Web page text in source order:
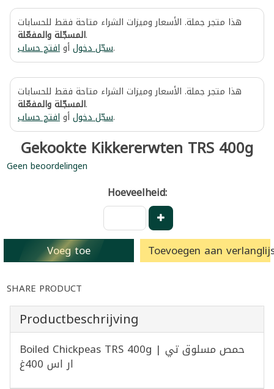
هذا متجر جملة. الأسعار وميزات الشراء متاحة فقط للحسابات
المسجّلة والمفعّلة.
سجّل دخولأوافتح حساب .
هذا متجر جملة. الأسعار وميزات الشراء متاحة فقط للحسابات
المسجّلة والمفعّلة.
سجّل دخولأوافتح حساب .
Gekookte Kikkererwten TRS 400g
Geen beoordelingen
Hoeveelheid:
Voeg toe Toevoegen aan
SHARE PRODUCT
Productbeschrijving
Boiled Chickpeas TRS 400g | حمص مسلوق تي
ار اس 400غ